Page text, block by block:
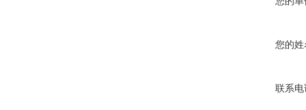
您的姓
联系电